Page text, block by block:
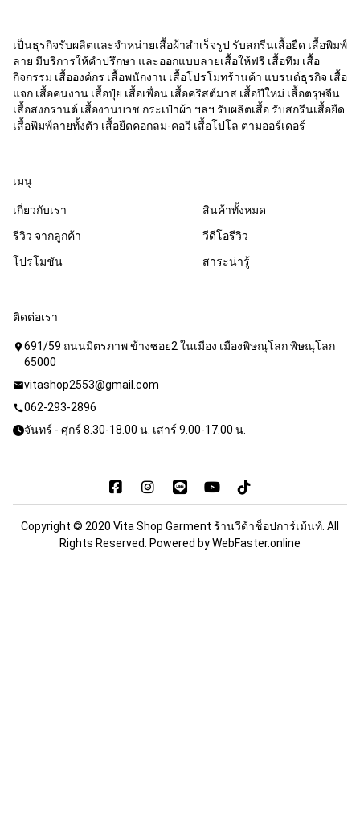
เป็นธุรกิจรับผลิตและจำหน่ายเสื้อผ้าสำเร็จรูป รับสกรีนเสื้อยืด เสื้อพิมพ์
ลาย มีบริการให้คำปรึกษา และออกแบบลายเสื้อให้ฟรี เสื้อทีม เสื้อ
กิจกรรม เสื้อองค์กร เสื้อพนักงาน เสื้อโปรโมทร้านค้า แบรนด์ธุรกิจ เสื้อ
แจก เสื้อคนงาน เสื้อปุ๋ย เสื้อเพื่อน เสื้อคริสต์มาส เสื้อปีใหม่ เสื้อตรุษจีน
เสื้อสงกรานต์ เสื้องานบวช กระเป๋าผ้า ฯลฯ รับผลิตเสื้อ รับสกรีนเสื้อยืด
เสื้อพิมพ์ลายทั้งตัว เสื้อยืดคอกลม-คอวี เสื้อโปโล ตามออร์เดอร์
เมนู
เกี่ยวกับเรา
สินค้าทั้งหมด
รีวิว จากลูกค้า
วีดีโอรีวิว
โปรโมชัน
สาระน่ารู้
ติดต่อเรา
location_on 691/59 ถนนมิตรภาพ ข้างซอย2 ในเมือง เมืองพิษณุโลก พิษณุโลก
65000
mailvitashop2553@gmail.com
call062-293-2896
จันทร์ - ศุกร์ 8.30-18.00 น. เสาร์ 9.00-17.00 น.
Copyright © 2020 Vita Shop Garment ร้านวีต้าช็อปการ์เม้นท์. All
Rights Reserved. Powered byWebFaster.online